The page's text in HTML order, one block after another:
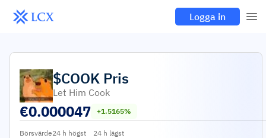
Logga in
$COOK Pris
Let Him Cook
€0.000047 +1.5165%
Börsvärde24 h högst 24 h lägst